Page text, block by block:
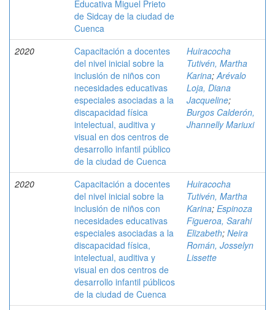
Educativa Miguel Prieto
de Sidcay de la ciudad de
Cuenca
2020
Capacitación a docentes
del nivel inicial sobre la
inclusión de niños con
necesidades educativas
especiales asociadas a la
discapacidad física
intelectual, auditiva y
visual en dos centros de
desarrollo infantil público
de la ciudad de Cuenca
Huiracocha
Tutivén, Martha
Karina;Arévalo
Loja, Diana
Jacqueline;
Burgos Calderón,
Jhannelly Mariuxi
2020
Capacitación a docentes
del nivel inicial sobre la
inclusión de niños con
necesidades educativas
especiales asociadas a la
discapacidad física,
intelectual, auditiva y
visual en dos centros de
desarrollo infantil públicos
de la ciudad de Cuenca
Huiracocha
Tutivén, Martha
Karina; Espinoza
Figueroa, Sarahi
Elizabeth; Neira
Román, Josselyn
Lissette